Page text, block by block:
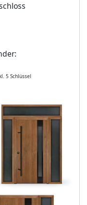
5 Schlüssel